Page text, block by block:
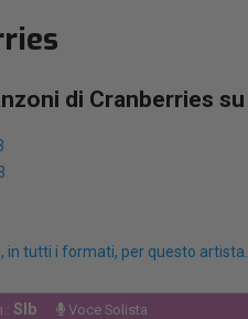
di Cranberries
in tutti i formati, per questo artista.
SIb Voce Solista